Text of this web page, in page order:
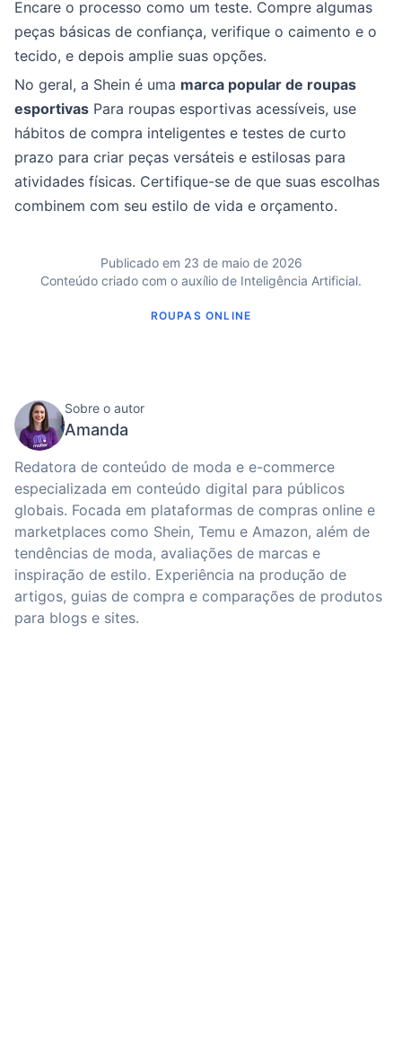
Encare o processo como um teste. Compre algumas
peças básicas de confiança, verifique o caimento e o
tecido, e depois amplie suas opções.
No geral, a Shein é uma marca popular de roupas
esportivas Para roupas esportivas acessíveis, use
hábitos de compra inteligentes e testes de curto
prazo para criar peças versáteis e estilosas para
atividades físicas. Certifique-se de que suas escolhas
combinem com seu estilo de vida e orçamento.
Publicado em 23 de maio de 2026
Conteúdo criado com o auxílio de Inteligência Artificial.
ROUPAS ONLINE
Sobre o autor
Amanda
Redatora de conteúdo de moda e e-commerce
especializada em conteúdo digital para públicos
globais. Focada em plataformas de compras online e
marketplaces como Shein, Temu e Amazon, além de
tendências de moda, avaliações de marcas e
inspiração de estilo. Experiência na produção de
artigos, guias de compra e comparações de produtos
para blogs e sites.